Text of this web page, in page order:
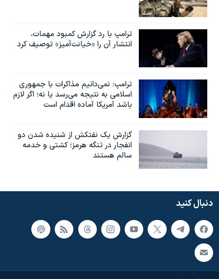
ترامپ با رد گزارش کمبود مهمات،
انتشار آن را «خیانت‌آمیز» توصیف کرد
ترامپ: نمی‌دانیم مذاکرات با جمهوری
اسلامی به نتیجه می‌رسد یا نه؛ اگر لازم
باشد آمریکا آماده اقدام است
گزارش یک نفتکش از شنیده شدن دو
انفجار در تنگه هرمز؛ کشتی و خدمه
سالم هستند
دنبال کنید